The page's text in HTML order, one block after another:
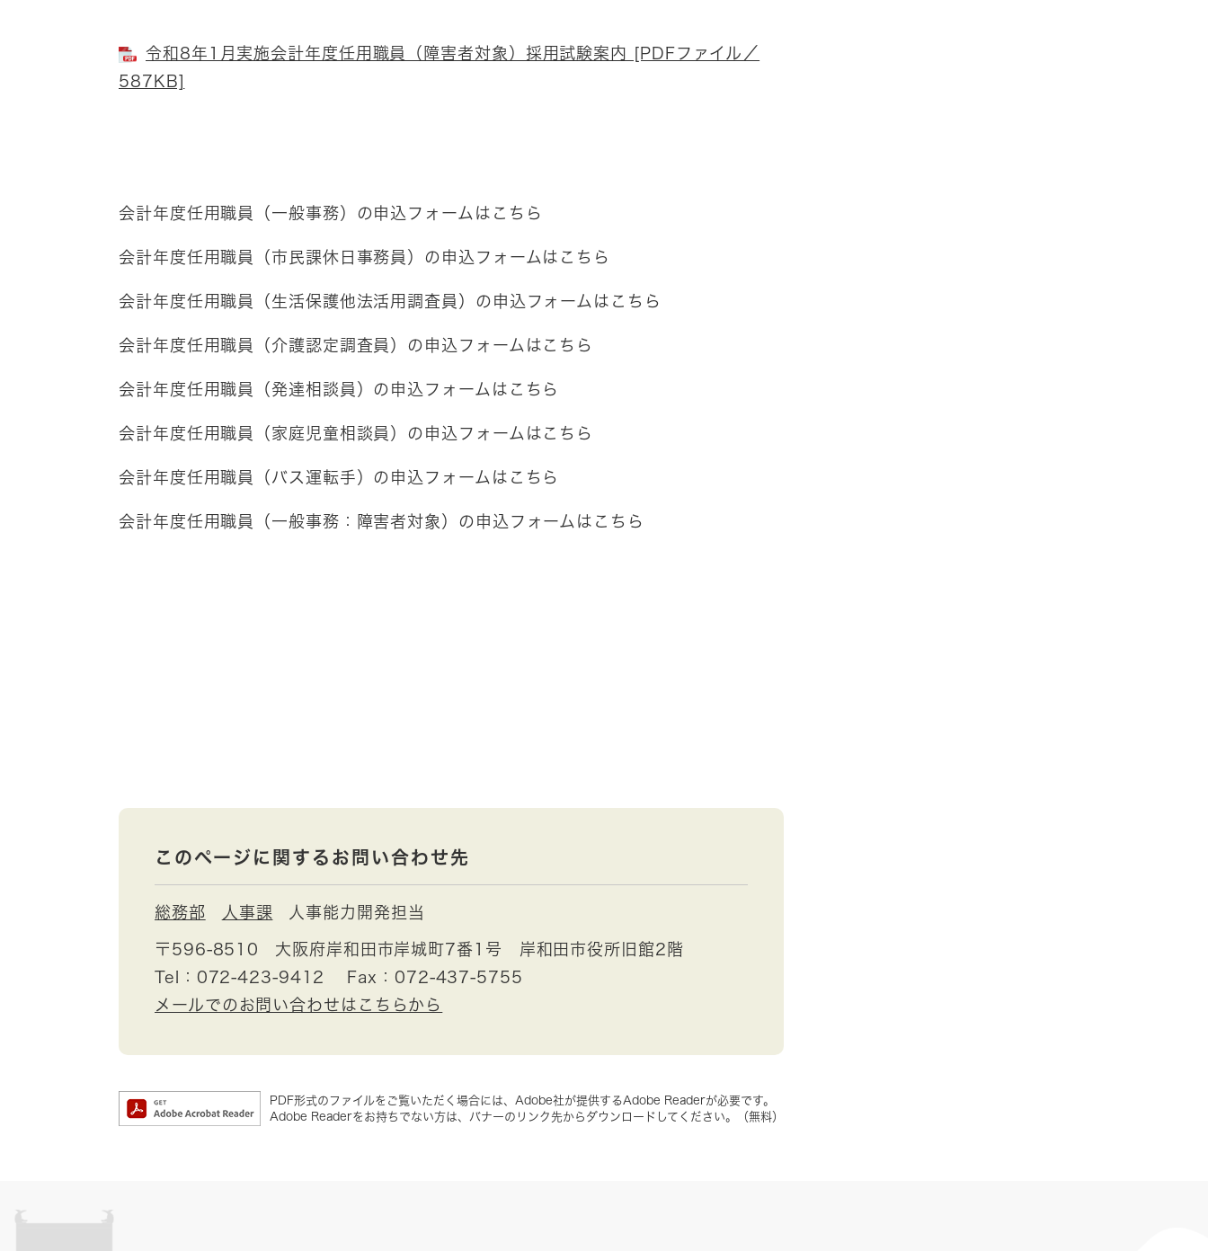
令和8年1月実施会計年度任用職員（障害者対象）採用試験案内 [PDFファイル／
587KB]
会計年度任用職員（一般事務）の申込フォームはこちら
会計年度任用職員（市民課休日事務員）の申込フォームはこちら
会計年度任用職員（生活保護他法活用調査員）の申込フォームはこちら
会計年度任用職員（介護認定調査員）の申込フォームはこちら
会計年度任用職員（発達相談員）の申込フォームはこちら
会計年度任用職員（家庭児童相談員）の申込フォームはこちら
会計年度任用職員（バス運転手）の申込フォームはこちら
会計年度任用職員（一般事務：障害者対象）の申込フォームはこちら
このページに関するお問い合わせ先
総務部 人事課 人事能力開発担当
〒596-8510
大阪府岸和田市岸城町7番1号 岸和田市役所旧館2階
Tel：072-423-9412
Fax：072-437-5755
メールでのお問い合わせはこちらから
PDF形式のファイルをご覧いただく場合には、Adobe社が提供するAdobe Readerが必要です。
Adobe Readerをお持ちでない方は、バナーのリンク先からダウンロードしてください。（無料）